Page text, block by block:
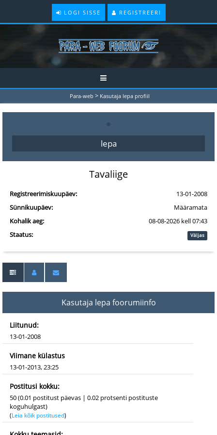
LOGI SISSE REGISTREERI
Para-web > Kasutaja lepa profiil
lepa
Tavaliige
Registreerimiskuupäev:
13-01-2008
Sünnikuupäev:
Määramata
Kohalik aeg:
08-08-2026 kell 07:43
Staatus:
Väljas
Kasutaja lepa foorumiinfo
Liitunud:
13-01-2008
Viimane külastus
13-01-2013, 23:25
Postitusi kokku:
50 (0.01 postitust päevas | 0.02 protsenti postituste
koguhulgast)
(Leia kõik postitused)